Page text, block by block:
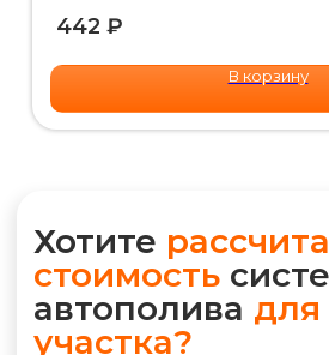
442 ₽
В корзину
РАССЧИТАТЬ ПОЛИВ
ym@iqpoliv.ru
Москва, 25 км МКАД, Торговый комплекс
"Конструктор", Павильон А.1.9